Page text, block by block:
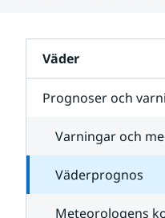
Väder
Prognoser och
Varningar och
Väderprognos
Meteorologens